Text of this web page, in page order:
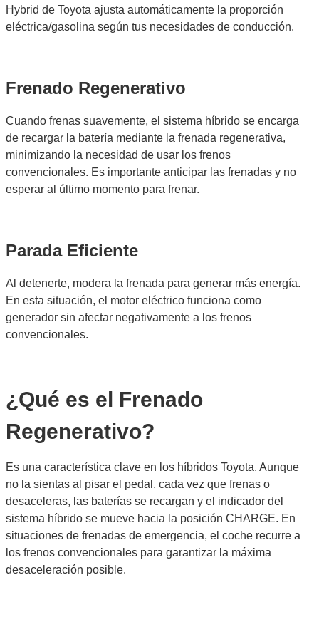
Hybrid de Toyota ajusta automáticamente la proporción
eléctrica/gasolina según tus necesidades de conducción.
Frenado Regenerativo
Cuando frenas suavemente, el sistema híbrido se encarga
de recargar la batería mediante la frenada regenerativa,
minimizando la necesidad de usar los frenos
convencionales. Es importante anticipar las frenadas y no
esperar al último momento para frenar.
Parada Eficiente
Al detenerte, modera la frenada para generar más energía.
En esta situación, el motor eléctrico funciona como
generador sin afectar negativamente a los frenos
convencionales.
¿Qué es el Frenado
Regenerativo?
Es una característica clave en los híbridos Toyota. Aunque
no la sientas al pisar el pedal, cada vez que frenas o
desaceleras, las baterías se recargan y el indicador del
sistema híbrido se mueve hacia la posición CHARGE. En
situaciones de frenadas de emergencia, el coche recurre a
los frenos convencionales para garantizar la máxima
desaceleración posible.